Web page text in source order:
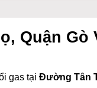
Quận Gò
gas tạiĐường Tân